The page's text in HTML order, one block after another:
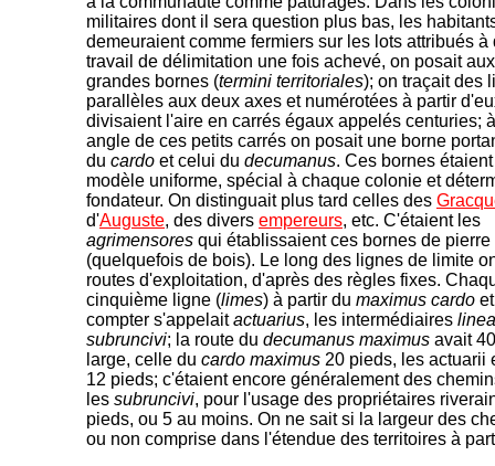
militaires dont il sera question plus bas, les
demeuraient comme fermiers sur les lots attribués à
travail de délimitation une fois achevé, on posait
grandes bornes (termini territoriales); on traçait des
parallèles aux deux axes et numérotées à partir
divisaient l'aire en carrés égaux appelés centuries;
angle de ces petits carrés on posait une borne
du cardo et celui du decumanus. Ces bornes
modèle uniforme, spécial à chaque colonie et
fondateur. On distinguait plus tard celles des
d'Auguste, des divers empereurs, etc. C'étaient les
agrimensores qui établissaient ces bornes de pierre
(quelquefois de bois). Le long des lignes de limite
routes d'exploitation, d'après des règles fixes.
cinquième ligne (limes) à partir du maximus cardo
compter s'appelaitactuarius, les intermédiaires
subruncivi; la route du decumanus maximus avait
large, celle du cardo maximus 20 pieds, les actuarii
12 pieds; c'étaient encore généralement des
les subruncivi, pour l'usage des propriétaires
pieds, ou 5 au moins. On ne sait si la largeur des
ou non comprise dans l'étendue des territoires à